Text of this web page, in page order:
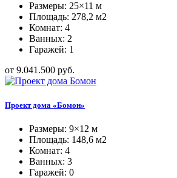
Размеры: 25×11 м
Площадь: 278,2 м2
Комнат: 4
Ванных: 2
Гаражей: 1
от 9.041.500 руб.
Проект дома «Бомон»
Размеры: 9×12 м
Площадь: 148,6 м2
Комнат: 4
Ванных: 3
Гаражей: 0